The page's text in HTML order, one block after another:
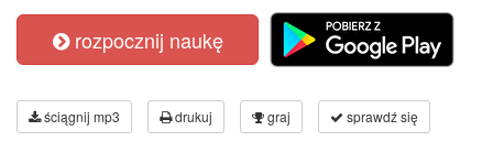
rozpocznij naukę
ściągnij mp3 drukuj graj sprawdź się